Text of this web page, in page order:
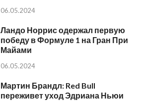
06.05.2024
Ландо Норрис одержал первую
победу в Формуле 1 на Гран При
Майами
06.05.2024
Мартин Брандл: Red Bull
переживет уход Эдриана Ньюи